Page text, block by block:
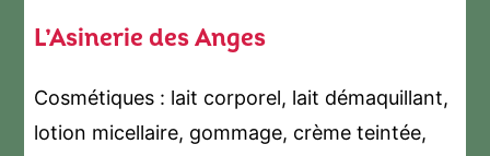
L’Asinerie des Anges
Cosmétiques : lait corporel, lait démaquillant,
lotion micellaire, gommage, crème teintée,